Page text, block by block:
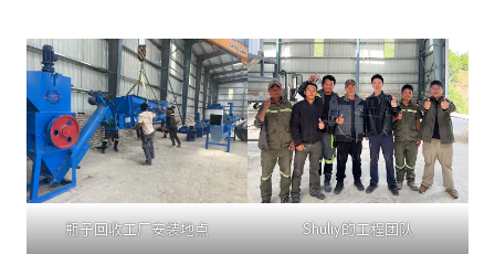
瓶子回收工厂安装地点 Shuliy的工程团队